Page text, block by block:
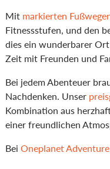
Mit markierten
Fitnessstufen, und den
dies ein wunderbarer
Zeit mit Freunden und
Bei jedem Abenteuer
Nachdenken. Unser
Kombination aus
einer freundlichen
Bei Oneplanet Adventure